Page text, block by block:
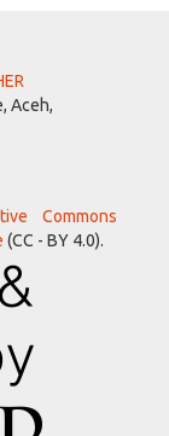
Aceh,
Commons
(CC - BY 4.0).